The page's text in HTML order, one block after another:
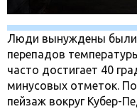
Люди вынуждены были
перепадов
часто достигает 40
минусовых отметок.
пейзаж вокруг Кубер-